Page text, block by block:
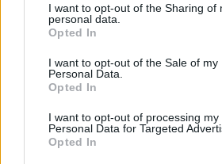
I want to opt-out of the Sharing of
personal data.
Opted In
I want to opt-out of the Sale of my
Personal Data.
Opted In
I want to opt-out of processing my
Personal Data for Targeted
Opted In